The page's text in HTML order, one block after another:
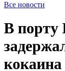
Все новости
В порту
кокаина